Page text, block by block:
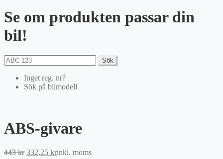
Se om produkten passar din
bil!
Sök
Inget reg. nr?
Sök på bilmodell
ABS-givare
443kr Det
332,25 krDet
inkl. moms